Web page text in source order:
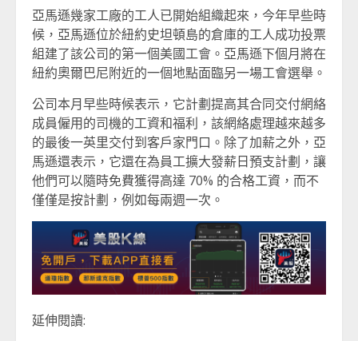
亞馬遜幾家工廠的工人已開始組織起來，今年早些時
候，亞馬遜位於紐約史坦頓島的倉庫的工人成功投票
組建了該公司的第一個美國工會。亞馬遜下個月將在
紐約奧爾巴尼附近的一個地點面臨另一場工會選舉。
公司本月早些時候表示，它計劃提高其合同交付網絡
成員僱用的司機的工資和福利，該網絡處理越來越多
的最後一英里交付到客戶家門口。除了加薪之外，亞
馬遜還表示，它還在為員工擴大發薪日預支計劃，讓
他們可以隨時免費獲得高達 70% 的合格工資，而不
僅僅是按計劃，例如每兩週一次。
延伸閱讀: